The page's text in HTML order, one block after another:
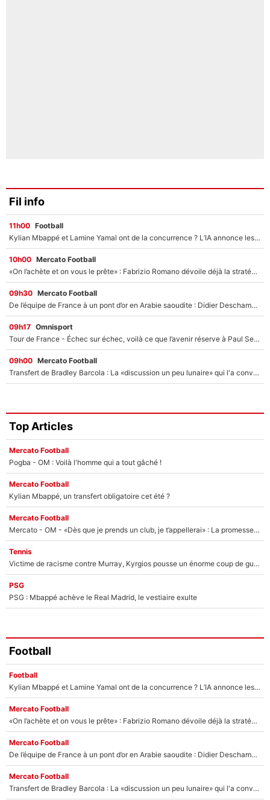
Fil info
11h00 Football
Kylian Mbappé et Lamine Yamal ont de la concurrence ? L’IA annonce les 5 joueurs qui vont dominer le football dans les années à venir !
10h00 Mercato Football
«On l’achète et on vous le prête» : Fabrizio Romano dévoile déjà la stratégie du PSG avec le transfert de Zion Suzuki !
09h30 Mercato Football
De l’équipe de France à un pont d’or en Arabie saoudite : Didier Deschamps a donné sa réponse !
09h17 Omnisport
Tour de France - Échec sur échec, voilà ce que l’avenir réserve à Paul Seixas : «Tant qu’il y aura un Pogacar comme celui-là...»
09h00 Mercato Football
Transfert de Bradley Barcola : La «discussion un peu lunaire» qui l'a convaincu de quitter le PSG, son entourage est pointé du doigt
Top Articles
Mercato Football
Pogba - OM : Voilà l'homme qui a tout gâché !
Mercato Football
Kylian Mbappé, un transfert obligatoire cet été ?
Mercato Football
Mercato - OM - «Dès que je prends un club, je t’appellerai» : La promesse de Marcelino au moment de claquer la porte
Tennis
Victime de racisme contre Murray, Kyrgios pousse un énorme coup de gueule !
PSG
PSG : Mbappé achève le Real Madrid, le vestiaire exulte
Football
Football
Kylian Mbappé et Lamine Yamal ont de la concurrence ? L’IA annonce les 5 joueurs qui vont dominer le football dans les années à venir !
Mercato Football
«On l’achète et on vous le prête» : Fabrizio Romano dévoile déjà la stratégie du PSG avec le transfert de Zion Suzuki !
Mercato Football
De l’équipe de France à un pont d’or en Arabie saoudite : Didier Deschamps a donné sa réponse !
Mercato Football
Transfert de Bradley Barcola : La «discussion un peu lunaire» qui l'a convaincu de quitter le PSG, son entourage est pointé du doigt